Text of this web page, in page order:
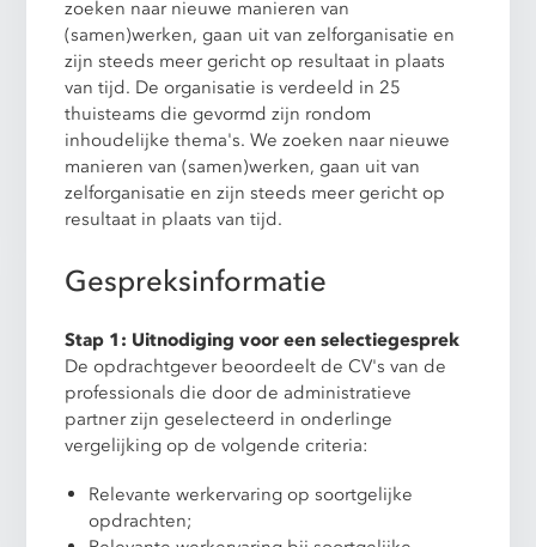
zoeken naar nieuwe manieren van
(samen)werken, gaan uit van zelforganisatie en
zijn steeds meer gericht op resultaat in plaats
van tijd. De organisatie is verdeeld in 25
thuisteams die gevormd zijn rondom
inhoudelijke thema's. We zoeken naar nieuwe
manieren van (samen)werken, gaan uit van
zelforganisatie en zijn steeds meer gericht op
resultaat in plaats van tijd.
Gespreksinformatie
Stap 1: Uitnodiging voor een selectiegesprek
De opdrachtgever beoordeelt de CV's van de
professionals die door de administratieve
partner zijn geselecteerd in onderlinge
vergelijking op de volgende criteria:
Relevante werkervaring op soortgelijke
opdrachten;